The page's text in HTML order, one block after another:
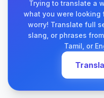
Trying to translate a
what you were looking
worry! Translate full
slang, or phrases
Tamil, or